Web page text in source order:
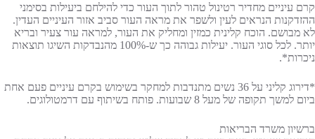
קרם עיניים מחדיר רטינול טהור לתוך העור כדי להילחם ביעילות בסימני
ההזדקנות הנראים לעין ולשפר את מראה העור סביב אזור העיניים העדין.
לא מבושם. הוכח קלינית כמזין ומחליק את העור, למראה עור צעיר ובריא
יותר. לכל סוגי העור. יעילות גבוהה כך ש-100% מהנבדקות השיגו תוצאות
ניכרות*.
*דירוג קליני על 36 נשים מתנדבות למחקר בשימוש בקרם עיניים פעם אחת
ביום למשך תקופה של מעל 8 שבועות. פותח בשיתוף עם דרמטולוגים.
ברשיון משרד הבריאות